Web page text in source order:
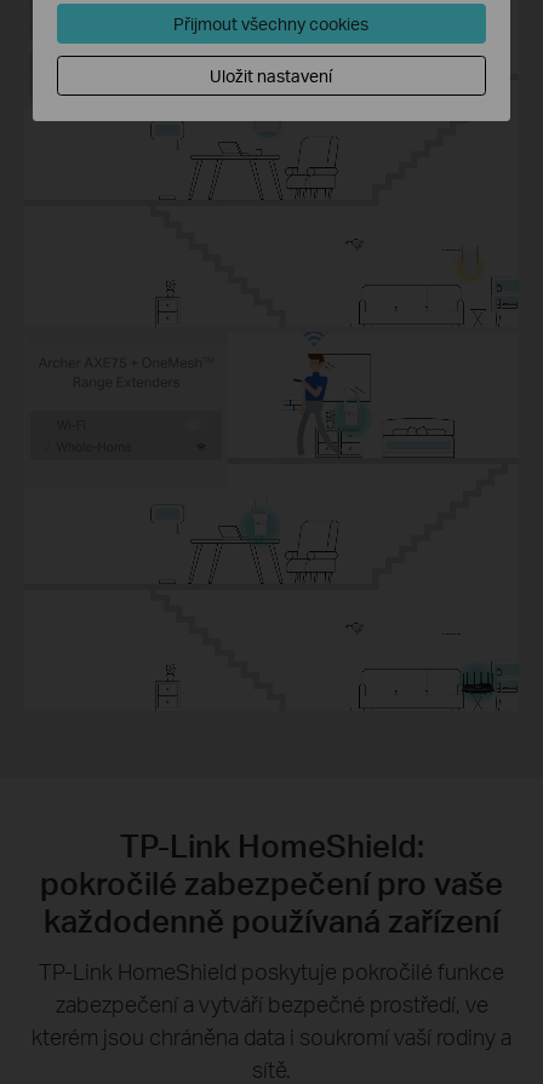
TP-Link HomeShield:
pokročilé zabezpečení pro vaše
každodenně používaná zařízení
TP-Link HomeShield poskytuje pokročilé funkce
zabezpečení a vytváří bezpečné prostředí, ve
kterém jsou chráněna data i soukromí vaší rodiny a
sítě.
Přijmout všechny cookies
Uložit nastavení